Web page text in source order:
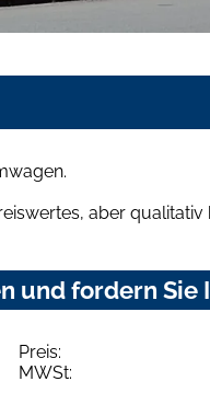
aber
und fordern Sie
Preis:
MWSt: